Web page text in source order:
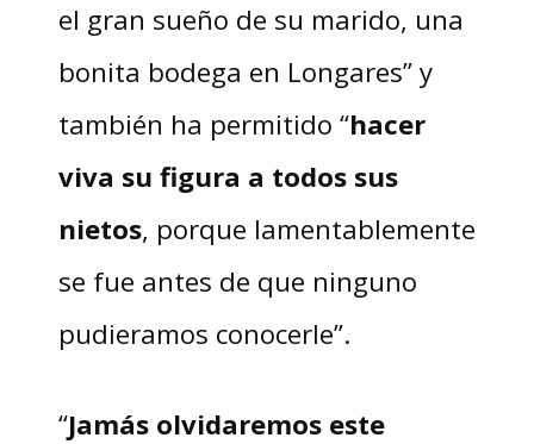
el gran sueño de su marido, una
bonita bodega en Longares” y
también ha permitido “hacer
viva su figura a todos sus
nietos, porque lamentablemente
se fue antes de que ninguno
pudieramos conocerle”.
“Jamás olvidaremos este